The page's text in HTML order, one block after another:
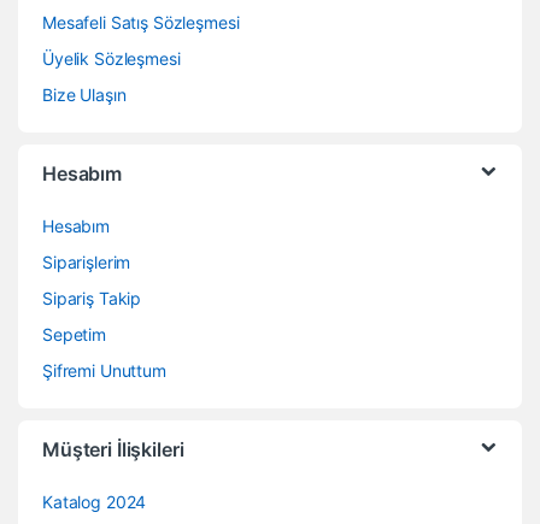
Mesafeli Satış Sözleşmesi
Üyelik Sözleşmesi
Bize Ulaşın
Hesabım
Hesabım
Siparişlerim
Sipariş Takip
Sepetim
Şifremi Unuttum
Müşteri İlişkileri
Katalog 2024